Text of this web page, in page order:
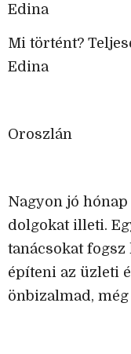
Edina
Mi történt?
Edina
Oroszlán
Nagyon jó
dolgokat illeti.
tanácsokat fogsz
építeni az üzleti
önbizalmad,